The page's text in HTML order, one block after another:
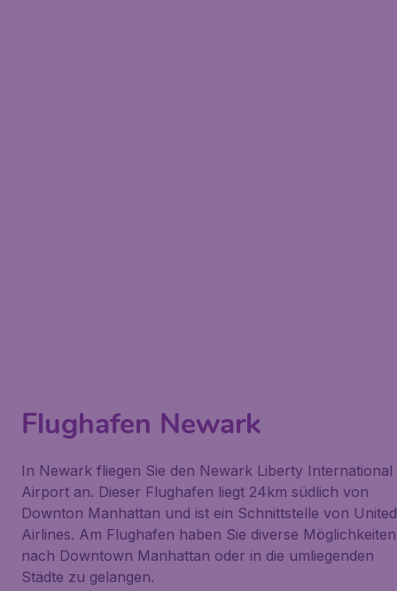
Flughafen Newark
In Newark fliegen Sie den Newark Liberty International
Airport an. Dieser Flughafen liegt 24km südlich von
Downton Manhattan und ist ein Schnittstelle von United
Airlines. Am Flughafen haben Sie diverse Möglichkeiten
nach Downtown Manhattan oder in die umliegenden
Städte zu gelangen.